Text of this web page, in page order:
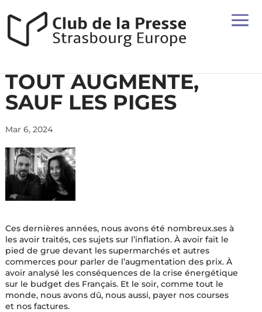
TOUT AUGMENTE,
SAUF LES PIGES
Mar 6, 2024
Ces dernières années, nous avons été nombreux.ses à
les avoir traités, ces sujets sur l’inflation. À avoir fait le
pied de grue devant les supermarchés et autres
commerces pour parler de l’augmentation des prix. À
avoir analysé les conséquences de la crise énergétique
sur le budget des Français. Et le soir, comme tout le
monde, nous avons dû, nous aussi, payer nos courses
et nos factures.